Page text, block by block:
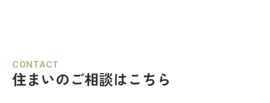
CONTACT
住まいのご相談はこちら